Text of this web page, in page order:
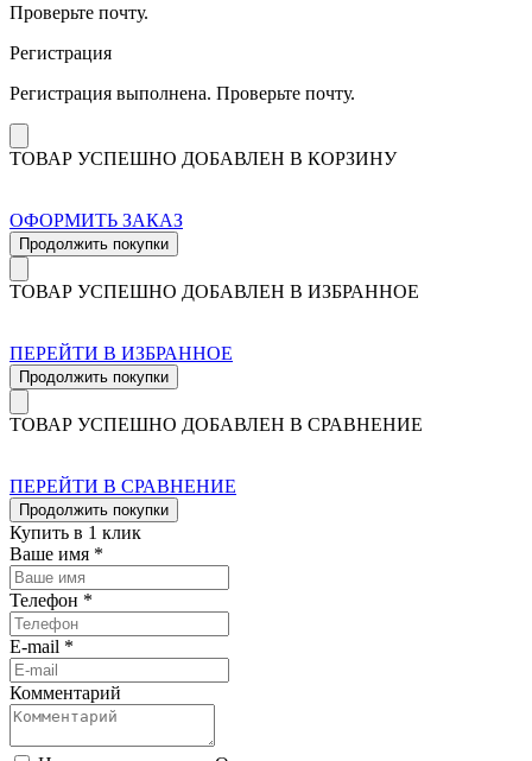
Проверьте почту.
Регистрация
Регистрация выполнена. Проверьте почту.
ТОВАР УСПЕШНО ДОБАВЛЕН В КОРЗИНУ
ОФОРМИТЬ ЗАКАЗ
Продолжить покупки
ТОВАР УСПЕШНО ДОБАВЛЕН В ИЗБРАННОЕ
ПЕРЕЙТИ В ИЗБРАННОЕ
Продолжить покупки
ТОВАР УСПЕШНО ДОБАВЛЕН В СРАВНЕНИЕ
ПЕРЕЙТИ В СРАВНЕНИЕ
Продолжить покупки
Купить в 1 клик
Ваше имя *
Телефон *
E-mail *
Комментарий